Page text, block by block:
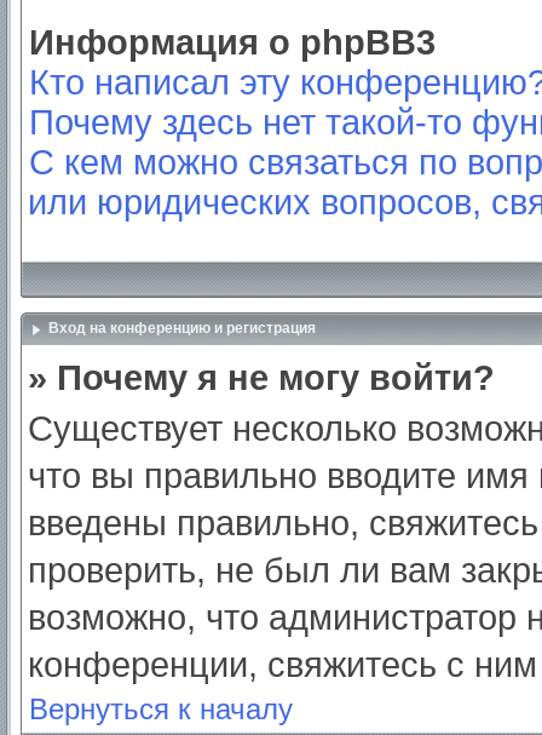
Информация о phpBB3
Кто написал эту
Почему здесь нет такой-то
С кем можно связаться по
или юридических вопросов,
Вход на конференцию и регистрация
» Почему я не могу войти?
Существует несколько
что вы правильно вводите
введены правильно,
проверить, не был ли вам
возможно, что администратор
конференции, свяжитесь с
Вернуться к началу